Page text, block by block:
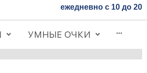
ежедневно с 10 до 20
УМНЫЕ ОЧКИ